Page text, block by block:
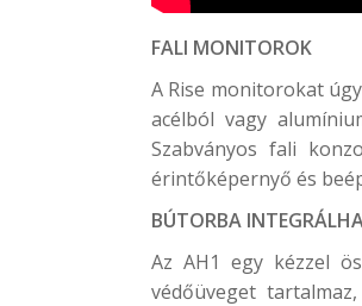
FALI MONITOROK
A Rise monitorokat
acélból vagy
Szabványos fali
érintőképernyő és
BÚTORBA
Az AH1 egy kézzel
védőüveget